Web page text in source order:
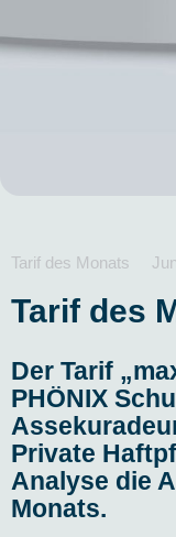
Tarif des Monats
Tarif des
Der Tarif
PHÖNIX
Private
Analyse die
Monats.